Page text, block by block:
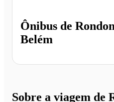
Ônibus de
Belém
Sobre a viagem de